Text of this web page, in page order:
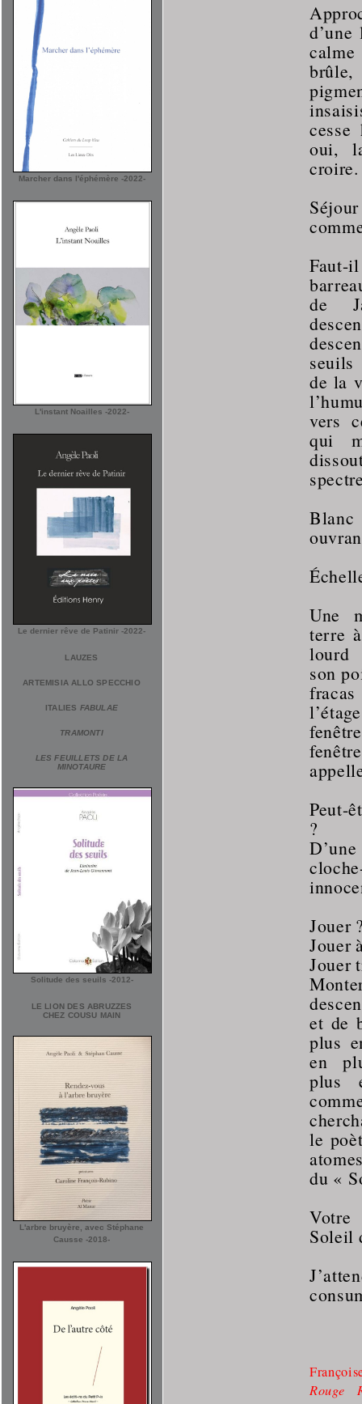
Marcher dans l'éphémère -2022-
L'instant Noailles -2022-
Le dernier rêve de Patinir -2022-
LAUZES
ARTEMISIA ALLO SPECCHIO
ITALIES FABULAE
TRAMONTI
LES FEUILLETS DE LA
MINOTAURE
Solitude des seuils -2012-
LE LION DES ABRUZZES
CHEZ COUSU MAIN
L'arbre bruyère, avec Stéphane
Causse -2018-
oui,
croire.
Faut-
de
de la
vers
qui
Une
terre
lourd
son
Peut-
?
Jouer
Jouer
Jouer
et de
plus
en
plus
le
du «
Soleil
Rouge